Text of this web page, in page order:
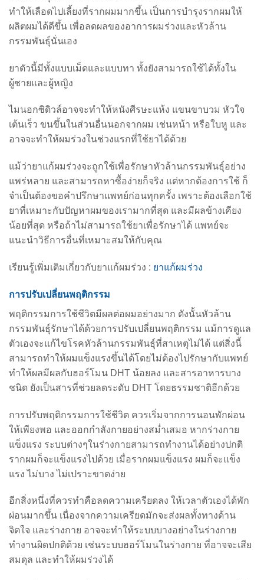
ทำให้เลือดไปเลี้ยงที่รากผมมากขึ้น เป็นการบำรุงรากผมให้
ผลิตผมได้ดีขึ้น เพื่อลดผลของอาการผมร่วงและหัวล้าน
กรรมพันธุ์นั่นเอง
ยาตัวนี้มีทั้งแบบเม็ดและแบบทา ทั้งยังสามารถใช้ได้ทั้งใน
ผู้ชายและผู้หญิง
ไมนอกซิดิวล์อาจจะทำให้หนังศีรษะแห้ง แขนขาบวม หัวใจ
เต้นเร็ว ขนขึ้นในส่วนอื่นนอกจากผม เช่นหน้า หรือใบหู และ
อาจจะทำให้ผมร่วงในช่วงแรกที่ใช้ยาได้ด้วย
แม้ว่ายาแก้ผมร่วงจะถูกใช้เพื่อรักษาหัวล้านกรรมพันธุ์อย่าง
แพร่หลาย และสามารถหาซื้อง่ายก็จริง แต่หากต้องการใช้ ก็
จำเป็นต้องขอคำปรึกษาแพทย์ก่อนทุกครั้ง เพราะต้องเลือกใช้
ยาที่เหมาะกับปัญหาผมของเรามากที่สุด และมีผลข้างเคียง
น้อยที่สุด หรือถ้าไม่สามารถใช้ยาเพื่อรักษาได้ แพทย์จะ
แนะนำวิธีการอื่นที่เหมาะสมให้กับคุณ
เรียนรู้เพิ่มเติมเกี่ยวกับยาแก้ผมร่วง : ยาแก้ผมร่วง
การปรับเปลี่ยนพฤติกรรม
พฤติกรรมการใช้ชีวิตมีผลต่อผมอย่างมาก ดังนั้นหัวล้าน
กรรมพันธุ์รักษาได้ด้วยการปรับเปลี่ยนพฤติกรรม แม้การดูแล
ตัวเองจะแก้ไขโรคหัวล้านกรรมพันธุ์ที่สาเหตุไม่ได้ แต่สิ่งนี้
สามารถทำให้ผมแข็งแรงขึ้นได้โดยไม่ต้องไปรักษากับแพทย์
ทำให้ผลมีผลกับฮอร์โมน DHT น้อยลง และสารอาหารบาง
ชนิด ยังเป็นสารที่ช่วยลดระดับ DHT โดยธรรมชาติอีกด้วย
การปรับพฤติกรรมการใช้ชีวิต ควรเริ่มจากการนอนพักผ่อน
ให้เพียงพอ และออกกำลังกายอย่างสม่ำเสมอ หากร่างกาย
แข็งแรง ระบบต่างๆในร่างกายสามารถทำงานได้อย่างปกติ
รากผมก็จะแข็งแรงไปด้วย เมื่อรากผมแข็งแรง ผมก็จะแข็ง
แรง ไม่บาง ไม่เปราะขาดง่าย
อีกสิ่งหนึ่งที่ควรทำคือลดความเครียดลง ให้เวลาตัวเองได้พัก
ผ่อนมากขึ้น เนื่องจากความเครียดมักจะส่งผลทั้งทางด้าน
จิตใจ และร่างกาย อาจจะทำให้ระบบบางอย่างในร่างกาย
ทำงานผิดปกติด้วย เช่นระบบฮอร์โมนในร่างกาย ที่อาจจะเสีย
สมดุล และทำให้ผมร่วงได้